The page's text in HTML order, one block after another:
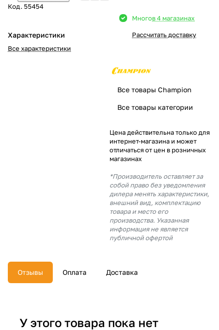
Код. 55454
Характеристики
Все характеристики
Многов 4 магазинах
Рассчитать доставку
Все товары Champion
Все товары категории
Цена действительна только для
интернет-магазина и может
отличаться от цен в розничных
магазинах
*Производитель оставляет за
собой право без уведомления
дилера менять характеристики,
внешний вид, комплектацию
товара и место его
производства. Указанная
информация не является
публичной офертой
Отзывы Оплата Доставка
У этого товара пока нет
% картой любого банка
% будут
с вашей карты
недели